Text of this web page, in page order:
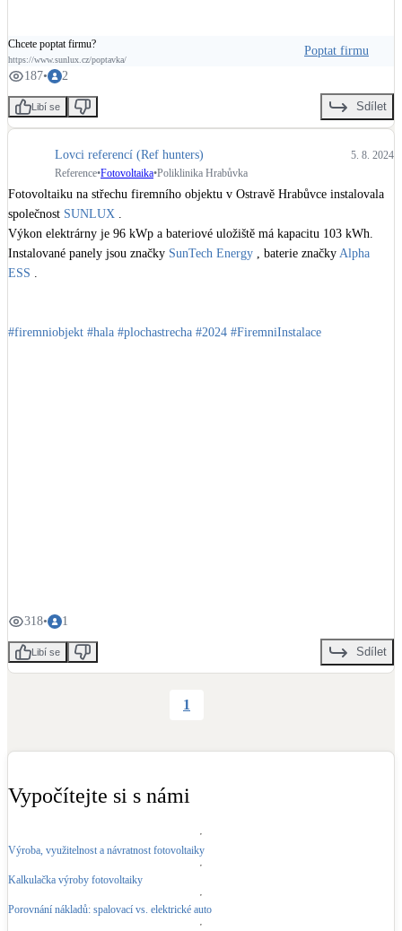
Kamna / krby
Doplňkové zdroje vytápění
Vnitřní i venkovní
Chcete poptat firmu?
https://www.sunlux.cz/poptavka/
Poptat firmu
187• 2
Libí se Sdílet
Lovci referencí (Ref hunters)
5. 8. 2024
Reference•Fotovoltaika•Poliklinika Hrabůvka
Fotovoltaiku na střechu firemního objektu v Ostravě Hrabůvce instalovala
společnost SUNLUX
Výkon elektrárny je 96 kWp a bateriové uložiště má kapacitu 103 kWh.
Instalované panely jsou značky SunTech Energy , baterie značky Alpha
ESS
#firemniobjekt #hala #plochastrecha #2024 #FiremniInstalace
318• 1
Libí se Sdílet
1
Vypočítejte si s námi
Výroba, využitelnost a návratnost fotovoltaiky
Kalkulačka výroby fotovoltaiky
Porovnání nákladů: spalovací vs. elektrické auto